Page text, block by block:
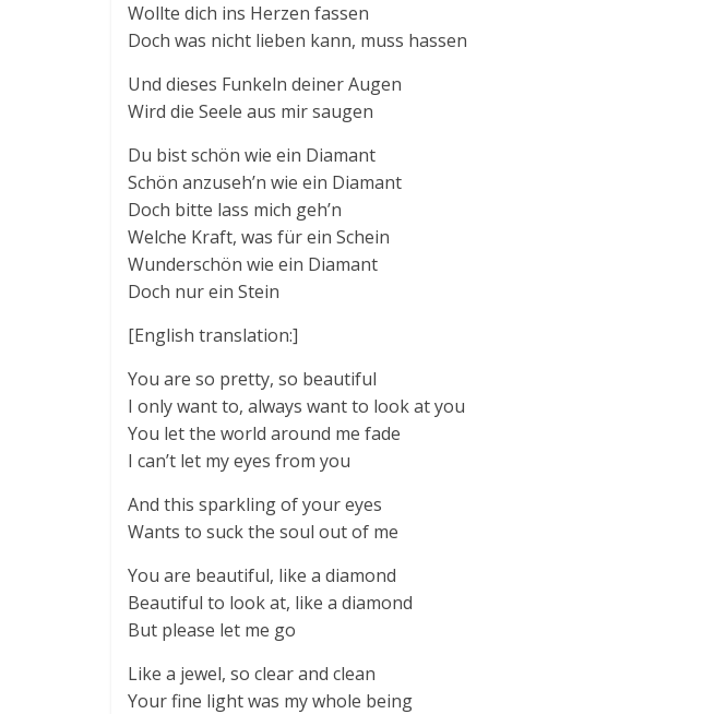
Wollte dich ins Herzen fassen
Doch was nicht lieben kann, muss hassen
Und dieses Funkeln deiner Augen
Wird die Seele aus mir saugen
Du bist schön wie ein Diamant
Schön anzuseh’n wie ein Diamant
Doch bitte lass mich geh’n
Welche Kraft, was für ein Schein
Wunderschön wie ein Diamant
Doch nur ein Stein
[English translation:]
You are so pretty, so beautiful
I only want to, always want to look at you
You let the world around me fade
I can’t let my eyes from you
And this sparkling of your eyes
Wants to suck the soul out of me
You are beautiful, like a diamond
Beautiful to look at, like a diamond
But please let me go
Like a jewel, so clear and clean
Your fine light was my whole being